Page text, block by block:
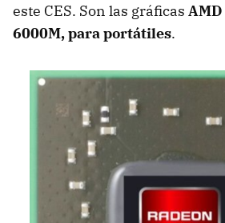
este CES. Son las gráficas AMD
6000M, para portátiles.